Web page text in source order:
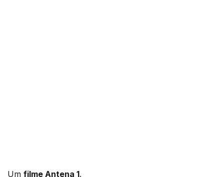
Um filme Antena 1.